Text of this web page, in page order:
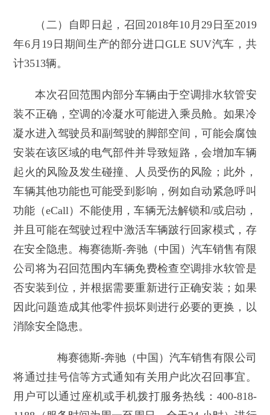
（二）自即日起，召回2018年10月29日至2019
年6月19日期间生产的部分进口GLE SUV汽车，共
计3513辆。
本次召回范围内部分车辆由于空调排水软管安
装不正确，空调的冷凝水可能进入乘员舱。如果冷
凝水进入驾驶员和副驾驶的脚部空间，可能会腐蚀
安装在该区域的电气部件并导致短路，会增加车辆
起火的风险及发生碰撞、人员受伤的风险；此外，
车辆其他功能也可能受到影响，例如自动紧急呼叫
功能（eCall）不能使用，车辆无法解锁和/或启动，
并且可能在驾驶过程中激活车辆跛行回家模式，存
在安全隐患。梅赛德斯-奔驰（中国）汽车销售有限
公司将为召回范围内车辆免费检查空调排水软管是
否安装到位，并根据需要重新进行正确安装；如果
因此问题造成其他零件损坏则进行必要的更换，以
消除安全隐患。
梅赛德斯-奔驰（中国）汽车销售有限公司
将通过挂号信等方式通知有关用户此次召回事宜。
用户可以通过座机或手机拨打服务热线：400-818-